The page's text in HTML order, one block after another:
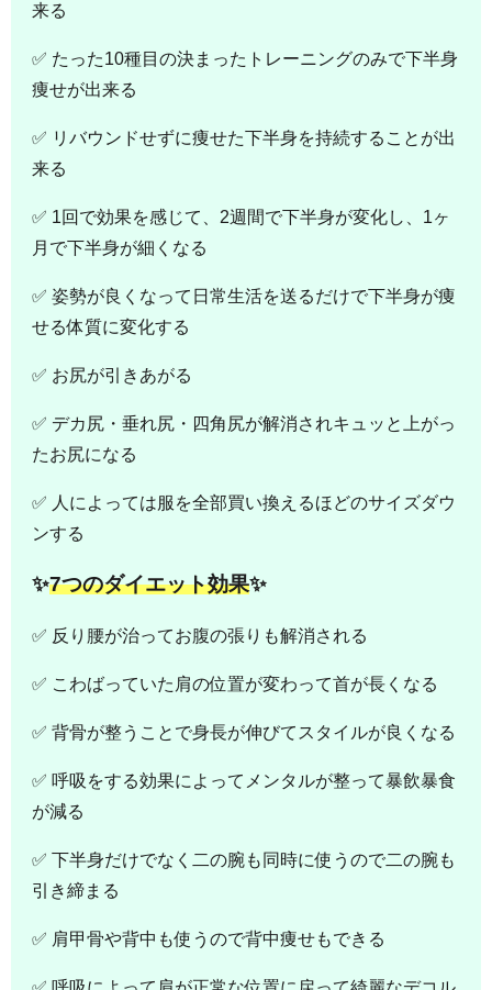
来る
✅ たった10種目の決まったトレーニングのみで下半身
痩せが出来る
✅ リバウンドせずに痩せた下半身を持続することが出
来る
✅ 1回で効果を感じて、2週間で下半身が変化し、1ヶ
月で下半身が細くなる
✅ 姿勢が良くなって日常生活を送るだけで下半身が痩
せる体質に変化する
✅ お尻が引きあがる
✅ デカ尻・垂れ尻・四角尻が解消されキュッと上がっ
たお尻になる
✅ 人によっては服を全部買い換えるほどのサイズダウ
ンする
✨7つのダイエット効果✨
✅ 反り腰が治ってお腹の張りも解消される
✅ こわばっていた肩の位置が変わって首が長くなる
✅ 背骨が整うことで身長が伸びてスタイルが良くなる
✅ 呼吸をする効果によってメンタルが整って暴飲暴食
が減る
✅ 下半身だけでなく二の腕も同時に使うので二の腕も
引き締まる
✅ 肩甲骨や背中も使うので背中痩せもできる